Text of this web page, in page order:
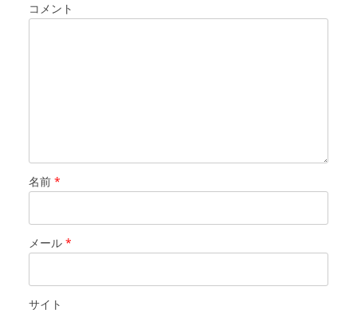
コメント
名前 *
メール *
サイト